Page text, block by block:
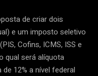
de criar dois
e um imposto seletivo
Cofins, ICMS, ISS e
qual será alíquota
12% a nível federal